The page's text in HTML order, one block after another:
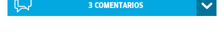
3 COMENTARIOS